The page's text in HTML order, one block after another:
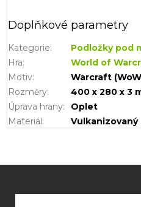
Doplňkové parametry
Kategorie:
Podložky pod
Hra:
World of
Motiv:
Warcraft
Rozměry:
400 x 280 x 3
Úprava hrany:
Oplet
Materiál: